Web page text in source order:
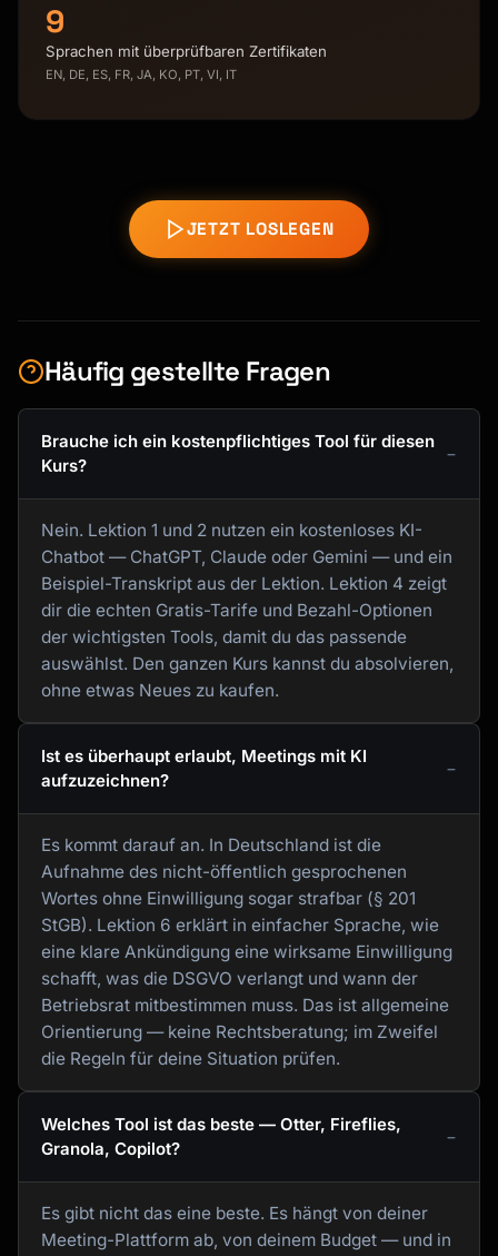
9
Sprachen mit überprüfbaren Zertifikaten
EN, DE, ES, FR, JA, KO, PT, VI, IT
JETZT LOSLEGEN
Häufig gestellte Fragen
Brauche ich ein kostenpflichtiges Tool für diesen
Kurs?
Nein. Lektion 1 und 2 nutzen ein kostenloses KI-
Chatbot — ChatGPT, Claude oder Gemini — und ein
Beispiel-Transkript aus der Lektion. Lektion 4 zeigt
dir die echten Gratis-Tarife und Bezahl-Optionen
der wichtigsten Tools, damit du das passende
auswählst. Den ganzen Kurs kannst du absolvieren,
ohne etwas Neues zu kaufen.
Ist es überhaupt erlaubt, Meetings mit KI
aufzuzeichnen?
Es kommt darauf an. In Deutschland ist die
Aufnahme des nicht-öffentlich gesprochenen
Wortes ohne Einwilligung sogar strafbar (§ 201
StGB). Lektion 6 erklärt in einfacher Sprache, wie
eine klare Ankündigung eine wirksame Einwilligung
schafft, was die DSGVO verlangt und wann der
Betriebsrat mitbestimmen muss. Das ist allgemeine
Orientierung — keine Rechtsberatung; im Zweifel
die Regeln für deine Situation prüfen.
Welches Tool ist das beste — Otter, Fireflies,
Granola, Copilot?
Es gibt nicht das eine beste. Es hängt von deiner
Meeting-Plattform ab, von deinem Budget — und in